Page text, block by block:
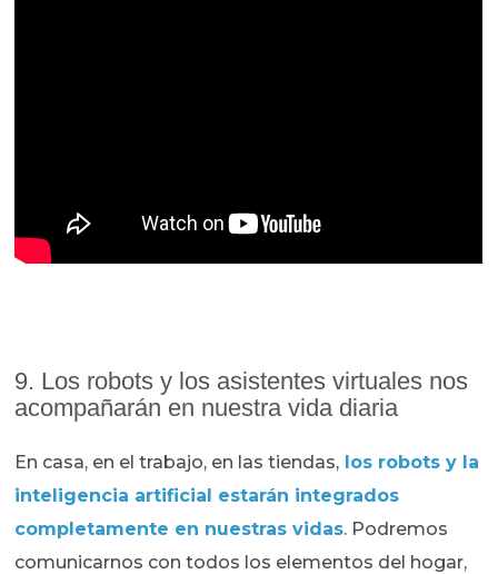
9. Los robots y los asistentes virtuales nos
acompañarán en nuestra vida diaria
En casa, en el trabajo, en las tiendas, los robots y la
inteligencia artificial estarán integrados
completamente en nuestras vidas. Podremos
comunicarnos con todos los elementos del hogar,